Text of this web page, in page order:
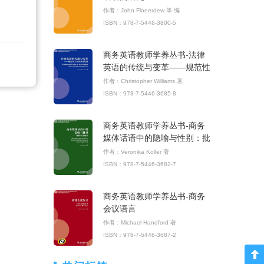
作者：John Floeerdew 等 编
ISBN：978-7-5446-3800-5
商务英语教师学养丛书-法律
英语的传统与变革——规范性
文本的动词结构
作者：Christopher Williams 著
ISBN：978-7-5446-3685-8
商务英语教师学养丛书-商务
媒体话语中的隐喻与性别：批
评认知研究
作者：Veronika Koller 著
ISBN：978-7-5446-3682-7
商务英语教师学养丛书-商务
会议语言
作者：Michael Handford 著
ISBN：978-7-5446-3687-2